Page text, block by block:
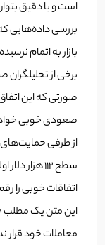
است و یا دقیق
بررسی داده‌هایی
بازار به اتمام
صورتی که این
صعودی خوبی
از طرفی حمایت‌های
سطح 112
اتفاقات خوبی را
این متن یک مطلب
معاملات خود قرار